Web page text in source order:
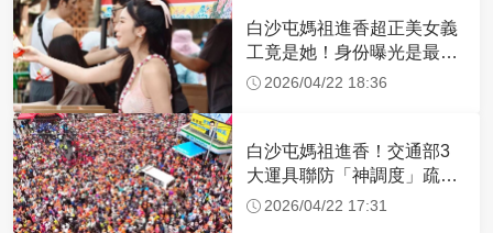
白沙屯媽祖進香超正美女義
工竟是她！身份曝光是最美
禮生 一輩子不結婚
2026/04/22 18:36
白沙屯媽祖進香！交通部3
大運具聯防「神調度」疏運
32.1萬創新高
2026/04/22 17:31